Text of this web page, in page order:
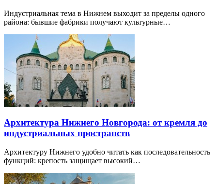
Индустриальная тема в Нижнем выходит за пределы одного
района: бывшие фабрики получают культурные…
Архитектура Нижнего Новгорода: от кремля до
индустриальных пространств
Архитектуру Нижнего удобно читать как последовательность
функций: крепость защищает высокий…